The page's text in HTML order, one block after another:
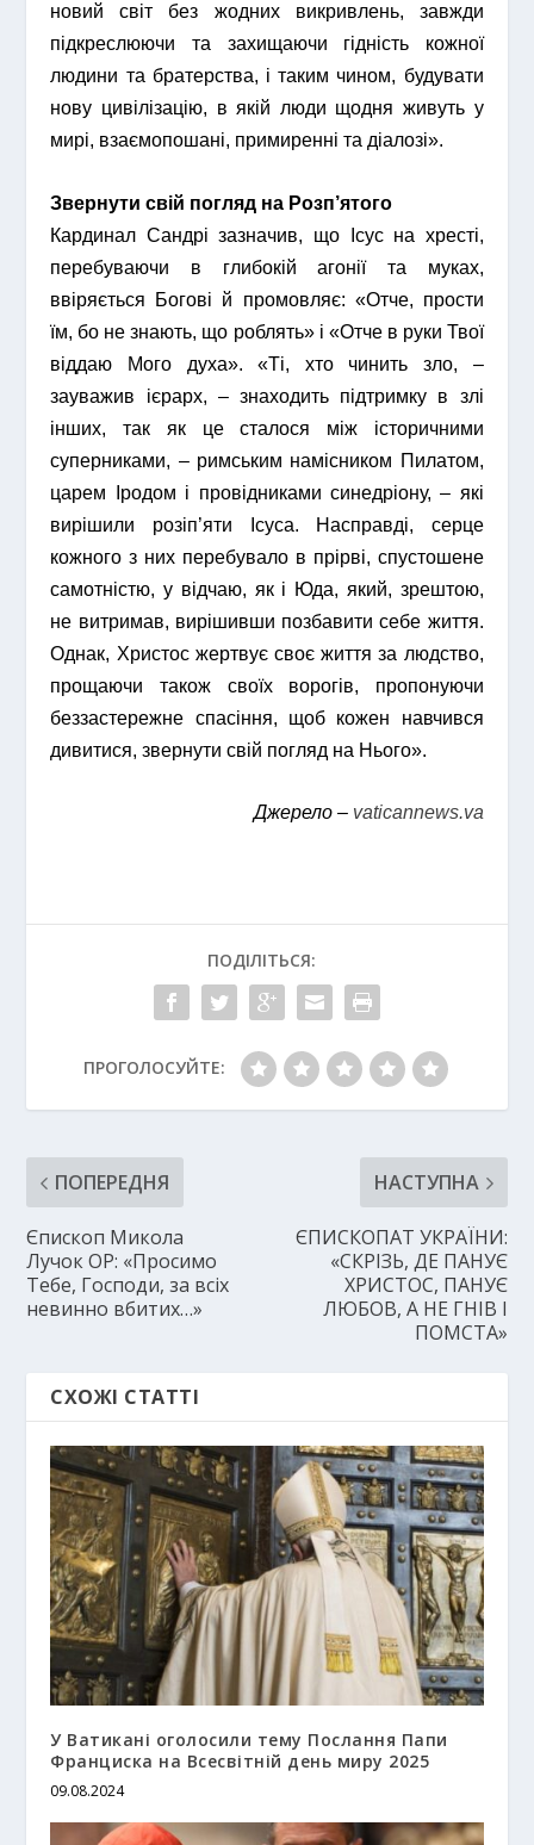
новий світ без жодних викривлень, завжди
підкреслюючи та захищаючи гідність кожної
людини та братерства, і таким чином, будувати
нову цивілізацію, в якій люди щодня живуть у
мирі, взаємопошані, примиренні та діалозі».
Звернути свій погляд на Розп’ятого
Кардинал Сандрі зазначив, що Ісус на хресті,
перебуваючи в глибокій агонії та муках,
ввіряється Богові й промовляє: «Отче, прости
їм, бо не знають, що роблять» і «Отче в руки Твої
віддаю Мого духа». «Ті, хто чинить зло, –
зауважив ієрарх, – знаходить підтримку в злі
інших, так як це сталося між історичними
суперниками, – римським намісником Пилатом,
царем Іродом і провідниками синедріону, – які
вирішили розіп’яти Ісуса. Насправді, серце
кожного з них перебувало в прірві, спустошене
самотністю, у відчаю, як і Юда, який, зрештою,
не витримав, вирішивши позбавити себе життя.
Однак, Христос жертвує своє життя за людство,
прощаючи також своїх ворогів, пропонуючи
беззастережне спасіння, щоб кожен навчився
дивитися, звернути свій погляд на Нього».
Джерело – vaticannews.va
ПОДІЛІТЬСЯ:
ПРОГОЛОСУЙТЕ:
ПОПЕРЕДНЯ
Єпископ Микола
Лучок ОР: «Просимо
Тебе, Господи, за всіх
невинно вбитих…»
НАСТУПНА
ЄПИСКОПАТ УКРАЇНИ:
«СКРІЗЬ, ДЕ ПАНУЄ
ХРИСТОС, ПАНУЄ
ЛЮБОВ, А НЕ ГНІВ І
ПОМСТА»
СХОЖІ СТАТТІ
У Ватикані оголосили тему Послання Папи
Франциска на Всесвітній день миру 2025
09.08.2024